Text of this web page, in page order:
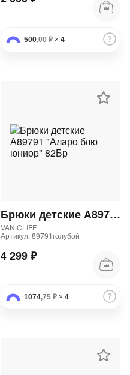
500,00 ₽ × 4
Брюки детские А89791 "Аларо блю юниор" 82Бр
VAN CLIFF
Артикул: 89791голубой
4 299 ₽
1074,75 ₽ × 4